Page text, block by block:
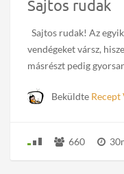
Sajtos rudak
Sajtos rudak! Az
vendégeket vársz,
másrészt pedig
Beküldte Recept
660